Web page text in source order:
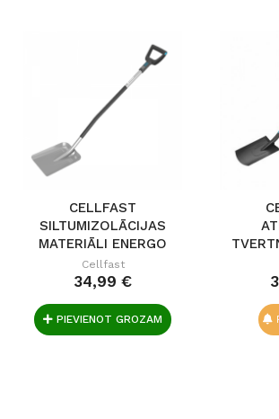
CELLFAST
SILTUMIZOLĀCIJAS
MATERIĀLI ENERGO
Cellfast
34,99 €
PIEVIENOT GROZAM